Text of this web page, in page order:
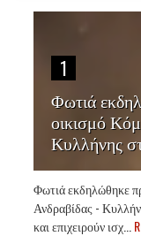
1
Φωτιά
οικισμό
Κυλλήνης
Φωτιά εκδηλώθηκε
Ανδραβίδας -
και επιχειρούν ισχ...